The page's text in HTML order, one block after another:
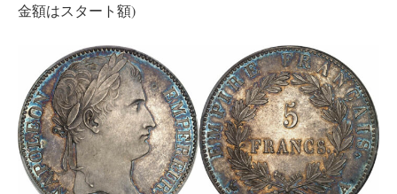
金額はスタート額)